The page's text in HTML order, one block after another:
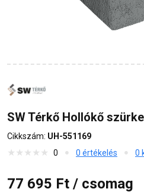
SW Térkő Hollókő
Cikkszám: UH-551169
0
0 értékelés 0
77 695 Ft / csomag